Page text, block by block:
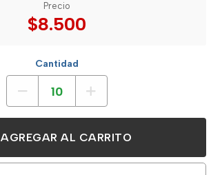
Precio
$8.500
Cantidad
AGREGAR AL CARRITO